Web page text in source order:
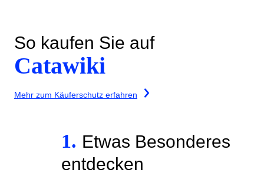
So kaufen Sie auf
Catawiki
Mehr zum Käuferschutz erfahren
1. Etwas Besonderes
entdecken